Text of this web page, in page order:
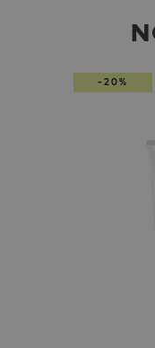
-20%